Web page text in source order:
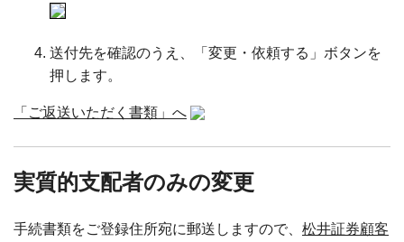
送付先を確認のうえ、「変更・依頼する」ボタンを
押します。
「ご返送いただく書類」へ
実質的支配者のみの変更
手続書類をご登録住所宛に郵送しますので、 松井証券顧客